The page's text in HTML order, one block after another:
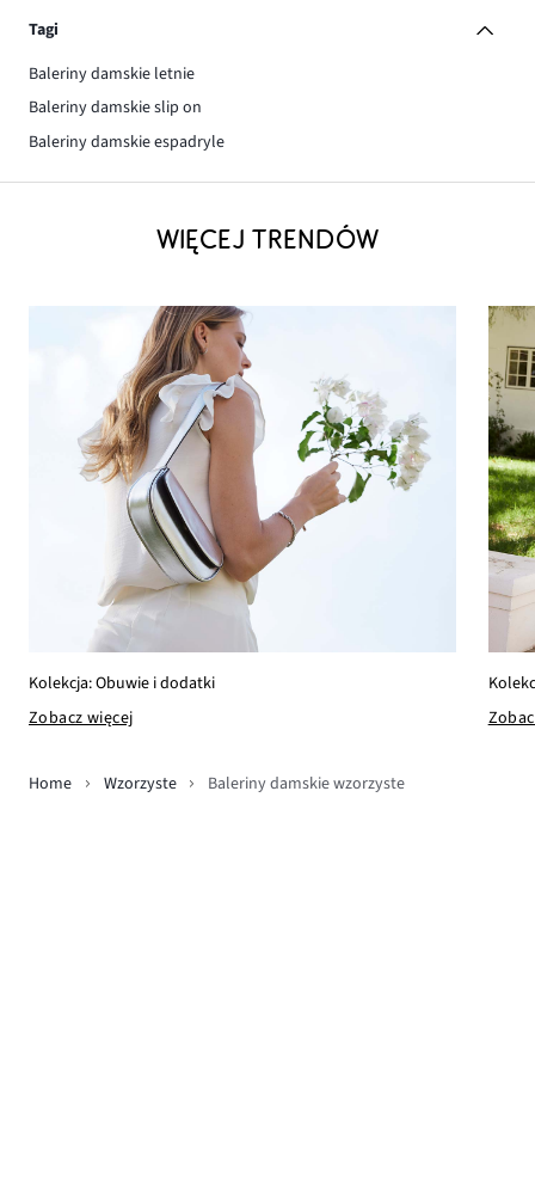
Tagi
Baleriny damskie letnie
Baleriny damskie slip on
Baleriny damskie espadryle
WIĘCEJ TRENDÓW
Kolekcja: Obuwie i dodatki
Zobacz więcej
Home Wzorzyste Baleriny damskie wzorzyste